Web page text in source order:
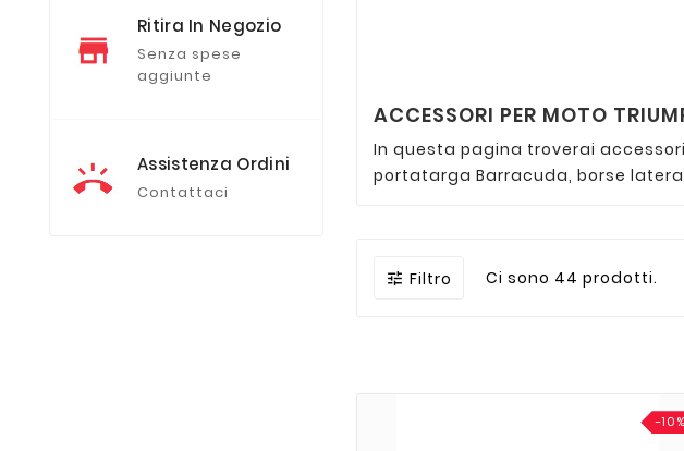
Ritira In Negozio
Senza spese
aggiunte
Assistenza Ordini
Contattaci
ACCESSORI PER MOTO
In questa pagina troverai
portatarga Barracuda, borse
 Filtro Ci sono 44 prodotti.
-10%